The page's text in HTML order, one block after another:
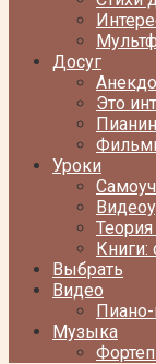
Досуг
Это
Уроки
Книги:
Выбрать
Видео
Музыка